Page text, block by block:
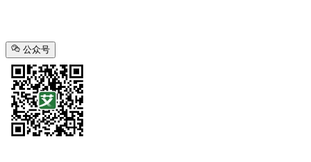
公众号